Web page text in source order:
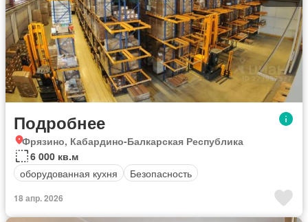
Подробнее
Фрязино, Кабардино-Балкарская Республика
6 000 кв.м
оборудованная кухня
Безопасность
18 апр. 2026